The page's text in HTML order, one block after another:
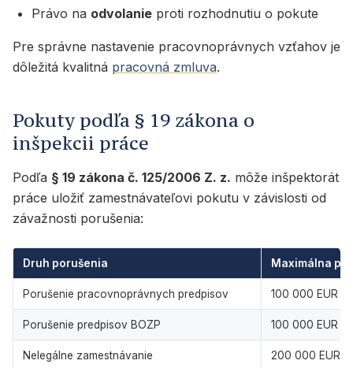
Právo na odvolanie proti rozhodnutiu o pokute
Pre správne nastavenie pracovnoprávnych vzťahov je
dôležitá kvalitná pracovná zmluva.
Pokuty podľa § 19 zákona o
inšpekcii práce
Podľa § 19 zákona č. 125/2006 Z. z. môže inšpektorát
práce uložiť zamestnávateľovi pokutu v závislosti od
závažnosti porušenia:
Druh porušenia Maximálna
Porušenie pracovnoprávnych predpisov 100 000 EUR
Porušenie predpisov BOZP 100 000 EUR
Nelegálne zamestnávanie 200 000 EUR